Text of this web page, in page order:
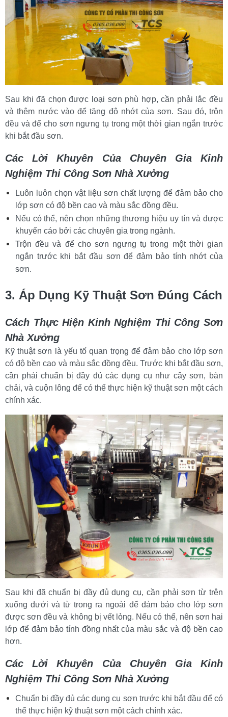
Sau khi đã chọn được loại sơn phù hợp, cần phải lắc đều
và thêm nước vào để tăng độ nhớt của sơn. Sau đó, trộn
đều và để cho sơn ngưng tụ trong một thời gian ngắn trước
khi bắt đầu sơn.
Các Lời Khuyên Của Chuyên Gia Kinh
Nghiệm Thi Công Sơn Nhà Xưởng
Luôn luôn chọn vật liệu sơn chất lượng để đảm bảo cho
lớp sơn có độ bền cao và màu sắc đồng đều.
Nếu có thể, nên chọn những thương hiệu uy tín và được
khuyến cáo bởi các chuyên gia trong ngành.
Trộn đều và để cho sơn ngưng tụ trong một thời gian
ngắn trước khi bắt đầu sơn để đảm bảo tính nhớt của
sơn.
3. Áp Dụng Kỹ Thuật Sơn Đúng Cách
Cách Thực Hiện Kinh Nghiệm Thi Công Sơn
Nhà Xưởng
Kỹ thuật sơn là yếu tố quan trọng để đảm bảo cho lớp sơn
có độ bền cao và màu sắc đồng đều. Trước khi bắt đầu sơn,
cần phải chuẩn bị đầy đủ các dụng cụ như cây sơn, bàn
chải, và cuộn lông để có thể thực hiện kỹ thuật sơn một cách
chính xác.
Sau khi đã chuẩn bị đầy đủ dụng cụ, cần phải sơn từ trên
xuống dưới và từ trong ra ngoài để đảm bảo cho lớp sơn
được sơn đều và không bị vết lỏng. Nếu có thể, nên sơn hai
lớp để đảm bảo tính đồng nhất của màu sắc và độ bền cao
hơn.
Các Lời Khuyên Của Chuyên Gia Kinh
Nghiệm Thi Công Sơn Nhà Xưởng
Chuẩn bị đầy đủ các dụng cụ sơn trước khi bắt đầu để có
thể thực hiện kỹ thuật sơn một cách chính xác.